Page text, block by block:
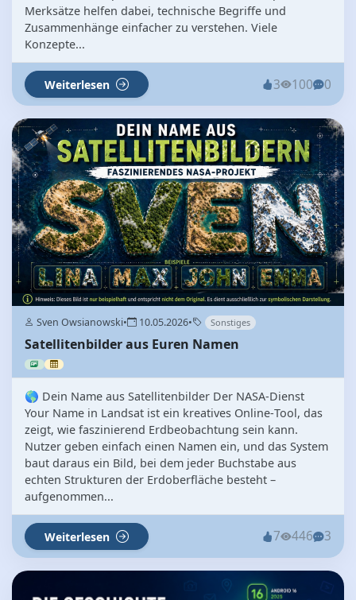
Merksätze helfen dabei, technische Begriffe und
Zusammenhänge einfacher zu verstehen. Viele
Konzepte...
Weiterlesen 3 100 0
Sven Owsianowski• 10.05.2026• Sonstiges
Satellitenbilder aus Euren Namen
🌎 Dein Name aus Satellitenbilder Der NASA‑Dienst
Your Name in Landsat ist ein kreatives Online‑Tool, das
zeigt, wie faszinierend Erdbeobachtung sein kann.
Nutzer geben einfach einen Namen ein, und das System
baut daraus ein Bild, bei dem jeder Buchstabe aus
echten Strukturen der Erdoberfläche besteht –
aufgenommen...
Weiterlesen 7 446 3